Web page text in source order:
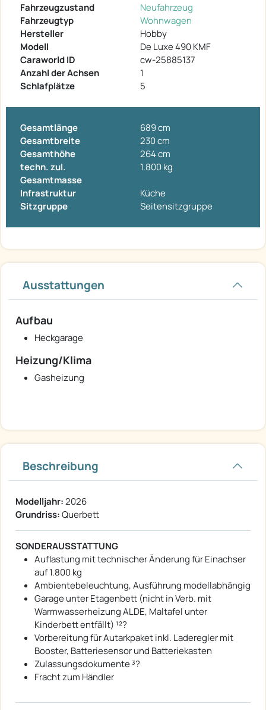
Fahrzeugzustand
Neufahrzeug
Fahrzeugtyp
Wohnwagen
Hersteller
Hobby
Modell
De Luxe 490 KMF
Caraworld ID
cw-25885137
Anzahl der Achsen
1
Schlafplätze
5
Gesamtlänge
689 cm
Gesamtbreite
230 cm
Gesamthöhe
264 cm
techn. zul.
Gesamtmasse
1.800 kg
Infrastruktur
Küche
Sitzgruppe
Seitensitzgruppe
Ausstattungen
Aufbau
Heckgarage
Heizung/Klima
Gasheizung
Beschreibung
Modelljahr:2026
Grundriss:Querbett
SONDERAUSSTATTUNG
Auflastung mit technischer Änderung für Einachser
auf 1.800 kg
Ambientebeleuchtung, Ausführung modellabhängig
Garage unter Etagenbett (nicht in Verb. mit
Warmwasserheizung ALDE, Maltafel unter
Kinderbett entfällt) ¹²?
Vorbereitung für Autarkpaket inkl. Laderegler mit
Booster, Batteriesensor und Batteriekasten
Zulassungsdokumente ³?
Fracht zum Händler